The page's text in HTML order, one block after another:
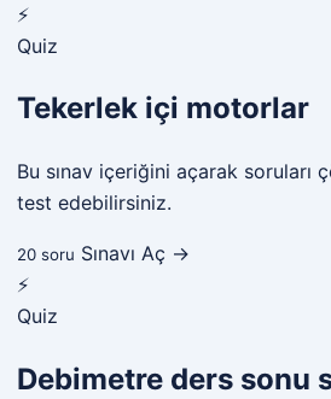
⚡
Quiz
Tekerlek içi motorlar
Bu sınav içeriğini açarak soruları
test edebilirsiniz.
20 soru Sınavı Aç →
⚡
Quiz
Debimetre ders sonu